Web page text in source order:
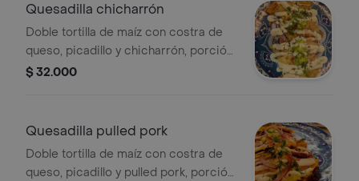
Quesadilla chicharrón
Doble tortilla de maíz con costra de
queso, picadillo y chicharrón, porción
personal.
$ 32.000
Quesadilla pulled pork
Doble tortilla de maíz con costra de
queso, picadillo y pulled pork, porción